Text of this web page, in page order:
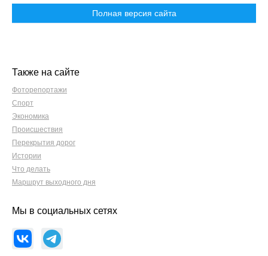
Полная версия сайта
Также на сайте
Фоторепортажи
Спорт
Экономика
Происшествия
Перекрытия дорог
Истории
Что делать
Маршрут выходного дня
Мы в социальных сетях